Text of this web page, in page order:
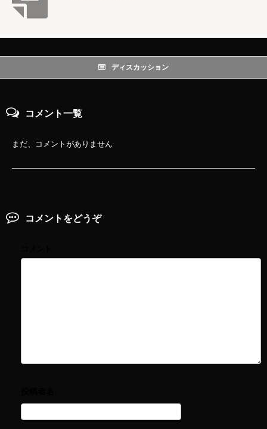
ディスカッション
コメント一覧
まだ、コメントがありません
コメントをどうぞ